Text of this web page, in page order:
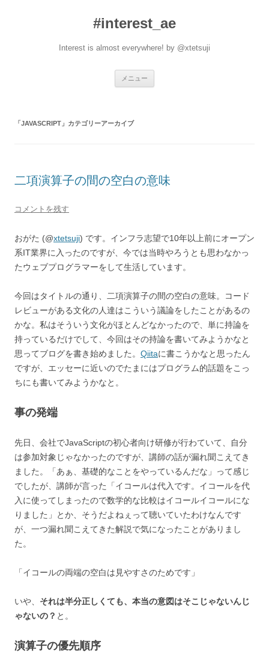
#interest_ae
Interest is almost everywhere! by @xtetsuji
メニュー
「JAVASCRIPT 」カテゴリーアーカイブ
二項演算子の間の空白の意味
コメントを残す
おがた (@xtetsuji) です。インフラ志望で10年以上前にオープン
系IT業界に入ったのですが、今では当時やろうとも思わなかっ
たウェブプログラマーをして生活しています。
今回はタイトルの通り、二項演算子の間の空白の意味。コード
レビューがある文化の人達はこういう議論をしたことがあるの
かな。私はそういう文化がほとんどなかったので、単に持論を
持っているだけでして、今回はその持論を書いてみようかなと
思ってブログを書き始めました。 Qiitaに書こうかなと思ったん
ですが、エッセーに近いのでたまにはプログラム的話題をこっ
ちにも書いてみようかなと。
事の発端
先日、会社でJavaScriptの初心者向け研修が行わていて、自分
は参加対象じゃなかったのですが、講師の話が漏れ聞こえてき
ました。「あぁ、基礎的なことをやっているんだな」って感じ
でしたが、講師が言った「イコールは代入です。イコールを代
入に使ってしまったので数学的な比較はイコールイコールにな
りました」とか、そうだよねぇって聴いていたわけなんです
が、一つ漏れ聞こえてきた解説で気になったことがありまし
た。
「イコールの両端の空白は見やすさのためです」
いや、 それは半分正しくても、本当の意図はそこじゃないんじ
ゃないの？ と。
演算子の優先順序